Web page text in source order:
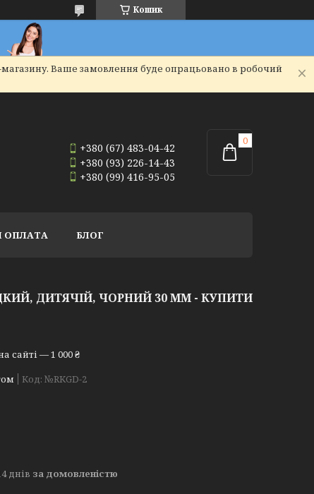
Кошик
Ваше замовлення буде опрацьовано в робочий
+380 (67) 483-04-42
+380 (93) 226-14-43
+380 (99) 416-95-05
ОПЛАТА БЛОГ
ДИТЯЧІЙ, ЧОРНИЙ 30 ММ - КУПИТИ
сайті — 1 000 ₴
Код: №RKGD-2
днів за домовленістю